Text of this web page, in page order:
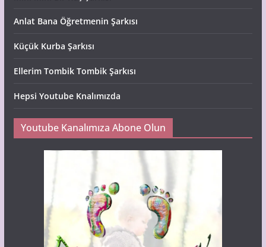
Anlat Bana Öğretmenin Şarkısı
Küçük Kurba Şarkısı
Ellerim Tombik Tombik Şarkısı
Hepsi Youtube Knalımızda
Youtube Kanalımıza Abone Olun